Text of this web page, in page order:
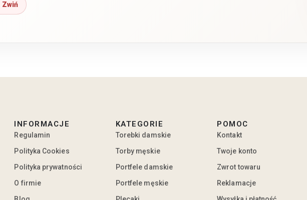
INFORMACJE
Regulamin
Polityka Cookies
Polityka prywatności
O firmie
KATEGORIE
Torebki damskie
Torby męskie
Portfele damskie
Portfele męskie
POMOC
Kontakt
Twoje konto
Zwrot towaru
Reklamacje